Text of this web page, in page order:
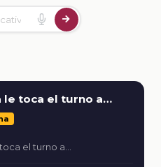
le toca el turno a…
el turno a…